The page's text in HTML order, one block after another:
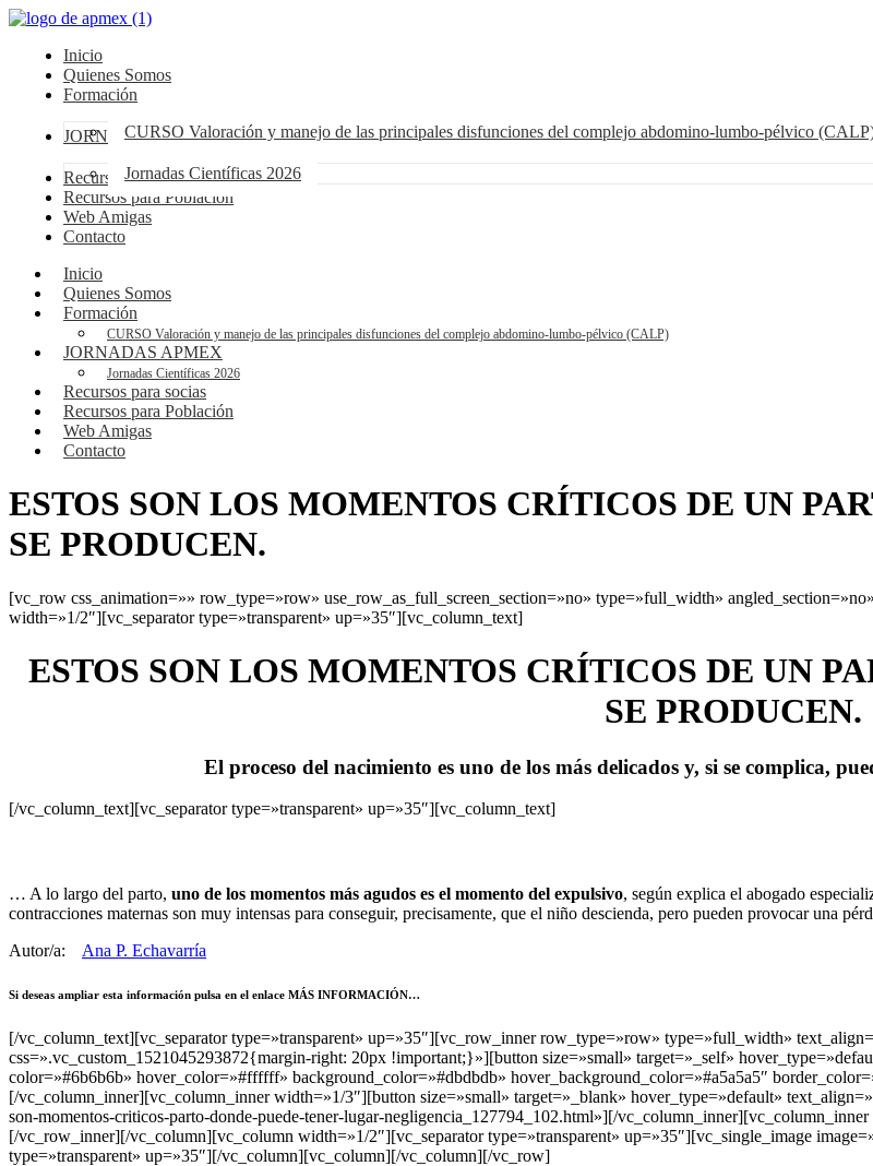
Inicio
Quienes Somos
Formación
CURSO Valoración y manejo de las principales disfunciones del complejo abdomino-lumbo-pélvico
JORNADAS APMEX
Jornadas Científicas 2026
Recursos para socias
Recursos para Población
Web Amigas
Contacto
Inicio
Quienes Somos
Formación
CURSO Valoración y manejo de las principales disfunciones del complejo abdomino-lumbo-pélvico (CALP)
JORNADAS APMEX
Jornadas Científicas 2026
Recursos para socias
Recursos para Población
Web Amigas
Contacto
ESTOS SON LOS MOMENTOS CRÍTICOS DE UN
SE PRODUCEN.
[vc_row css_animation=»» row_type=»row» use_row_as_full_screen_section=»no» type=»full_width»
width=»1/2″][vc_separator type=»transparent» up=»35″][vc_column_text]
ESTOS SON LOS MOMENTOS CRÍTICOS DE UN
SE PRODUCEN.
El proceso del nacimiento es uno de los más delicados y, si se complica,
[/vc_column_text][vc_separator type=»transparent» up=»35″][vc_column_text]
… A lo largo del parto, uno de los momentos más agudos es el momento del expulsivo, según explica el abogado
contracciones maternas son muy intensas para conseguir, precisamente, que el niño descienda, pero pueden provocar una
Autor/a: Ana P. Echavarría
Si deseas ampliar esta información pulsa en el enlace MÁS INFORMACIÓN…
[/vc_column_text][vc_separator type=»transparent» up=»35″][vc_row_inner row_type=»row» type=»full_width»
css=».vc_custom_1521045293872{margin-right: 20px !important;}»][button size=»small» target=»_self»
color=»#6b6b6b» hover_color=»#ffffff» background_color=»#dbdbdb» hover_background_color=»#a5a5a5″
[/vc_column_inner][vc_column_inner width=»1/3″][button size=»small» target=»_blank» hover_type=»default»
son-momentos-criticos-parto-donde-puede-tener-lugar-negligencia_127794_102.html»][/
[/vc_row_inner][/vc_column][vc_column width=»1/2″][vc_separator type=»transparent» up=»35″][vc_single_image
type=»transparent» up=»35″][/vc_column][vc_column][/vc_column][/vc_row]